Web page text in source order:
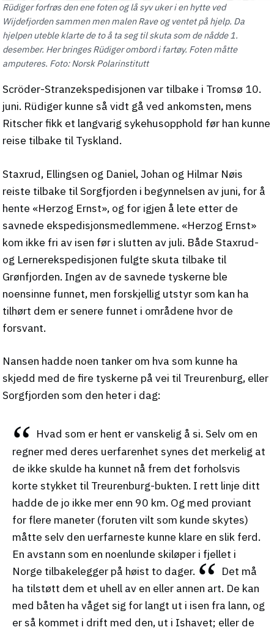
Rüdiger forfrøs den ene foten og lå syv uker i en hytte ved
Wijdefjorden sammen men malen Rave og ventet på hjelp. Da
hjelpen uteble klarte de to å ta seg til skuta som de nådde 1.
desember. Her bringes Rüdiger ombord i fartøy. Foten måtte
amputeres. Foto: Norsk Polarinstitutt
Scröder-Stranzekspedisjonen var tilbake i Tromsø 10.
juni. Rüdiger kunne så vidt gå ved ankomsten, mens
Ritscher fikk et langvarig sykehusopphold før han kunne
reise tilbake til Tyskland.
Staxrud, Ellingsen og Daniel, Johan og Hilmar Nøis
reiste tilbake til Sorgfjorden i begynnelsen av juni, for å
hente «Herzog Ernst», og for igjen å lete etter de
savnede ekspedisjonsmedlemmene. «Herzog Ernst»
kom ikke fri av isen før i slutten av juli. Både Staxrud-
og Lernerekspedisjonen fulgte skuta tilbake til
Grønfjorden. Ingen av de savnede tyskerne ble
noensinne funnet, men forskjellig utstyr som kan ha
tilhørt dem er senere funnet i områdene hvor de
forsvant.
Nansen hadde noen tanker om hva som kunne ha
skjedd med de fire tyskerne på vei til Treurenburg, eller
Sorgfjorden som den heter i dag:
Hvad som er hent er vanskelig å si. Selv om en
regner med deres uerfarenhet synes det merkelig at
de ikke skulde ha kunnet nå frem det forholsvis
korte stykket til Treurenburg-bukten. I rett linje ditt
hadde de jo ikke mer enn 90 km. Og med proviant
for flere maneter (foruten vilt som kunde skytes)
måtte selv den uerfarneste kunne klare en slik ferd.
En avstann som en noenlunde skiløper i fjellet i
Norge tilbakelegger på høist to dager.
Det må
ha tilstøtt dem et uhell av en eller annen art. De kan
med båten ha våget sig for langt ut i isen fra lann, og
er så kommet i drift med den, ut i Ishavet; eller de